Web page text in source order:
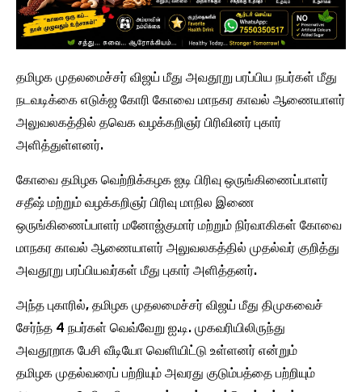
தமிழக முதலமைச்சர் விஜய் மீது அவதூறு பரப்பிய நபர்கள் மீது
நடவடிக்கை எடுக்ஜ கோரி கோவை மாநகர காவல் ஆணையாளர்
அலுவலகத்தில் தவெக வழக்கறிஞர் பிரிவினர் புகார்
அளித்துள்ளனர்.
கோவை தமிழக வெற்றிக்கழக ஐடி பிரிவு ஒருங்கிணைப்பாளர்
சதீஷ் மற்றும் வழக்கறிஞர் பிரிவு மாநில இணை
ஒருங்கிணைப்பாளர் மனோஜ்குமார் மற்றும் நிர்வாகிகள் கோவை
மாநகர காவல் ஆணையாளர் அலுவலகத்தில் முதல்வர் குறித்து
அவதூறு பரப்பியவர்கள் மீது புகார் அளித்தனர்.
அந்த புகாரில், தமிழக முதலமைச்சர் விஜய் மீது திமுகவைச்
சேர்ந்த 4 நபர்கள் வெவ்வேறு ஐ.டி. முகவரியிலிருந்து
அவதூறாக பேசி வீடியோ வெளியிட்டு உள்ளனர் என்றும்
தமிழக முதல்வரைப் பற்றியும் அவரது குடும்பத்தை பற்றியும்